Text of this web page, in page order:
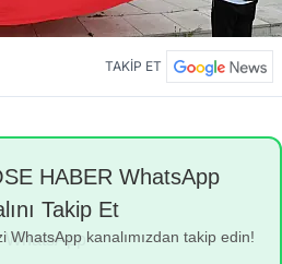
TAKİP ET
HABER WhatsApp
Takip Et
WhatsApp kanalımızdan takip edin!